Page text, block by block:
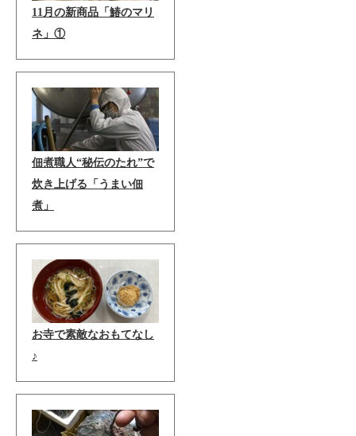
11月の新商品「鰆のマリ
ネ」①
佃煮職人“秘伝のたれ”で
炊き上げる「うまい佃
煮」
お寺で素敵なおもてなし
♪